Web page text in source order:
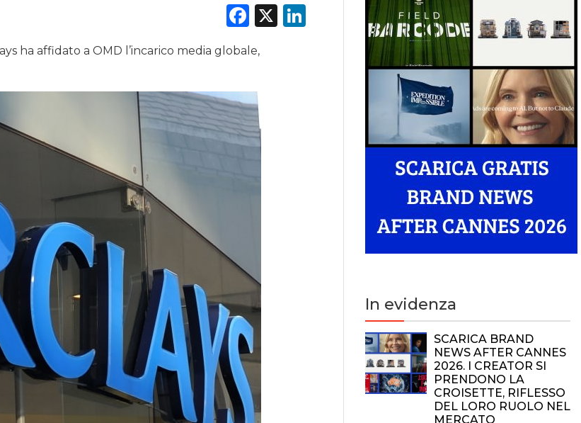
SCENARI
HISTORY
Facebook
X LinkedIn
ha affidato a OMD l’incarico media globale,
In evidenza
SCARICA BRAND
NEWS AFTER CANNES
2026. I CREATOR SI
PRENDONO LA
CROISETTE, RIFLESSO
DEL LORO RUOLO NEL
MERCATO